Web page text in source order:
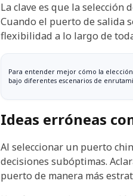
La clave es que la
Cuando el puerto de salida
flexibilidad a lo largo de
Para entender mejor cómo la
bajo diferentes escenarios de
Ideas erróneas
Al seleccionar un puerto
decisiones subóptimas.
puerto de manera más